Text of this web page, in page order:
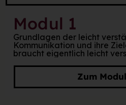
Modul 1
Grundlagen der leicht
Kommunikation und ihre
braucht eigentlich leicht
Zum Modul